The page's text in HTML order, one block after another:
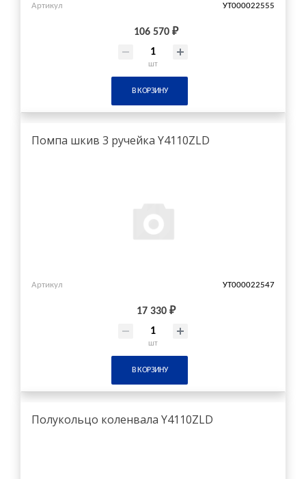
Артикул УТ000022555
106 570 ₽
шт
В КОРЗИНУ
Помпа шкив 3 ручейка Y4110ZLD
Артикул УТ000022547
17 330 ₽
шт
В КОРЗИНУ
Полукольцо коленвала Y4110ZLD